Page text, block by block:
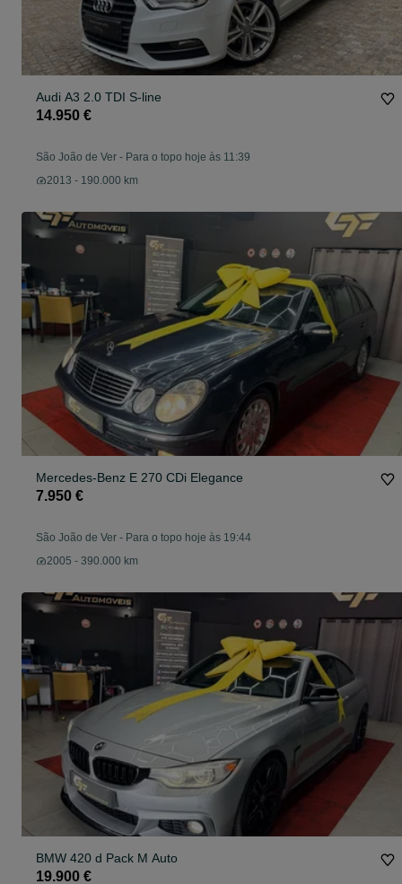
Audi A3 2.0 TDI S-line
14.950 €
São João de Ver - Para o topo hoje às 11:39
2013 - 190.000 km
Mercedes-Benz E 270 CDi Elegance
7.950 €
São João de Ver - Para o topo hoje às 19:44
2005 - 390.000 km
BMW 420 d Pack M Auto
19.900 €